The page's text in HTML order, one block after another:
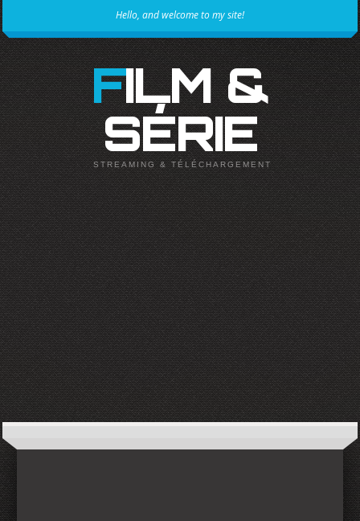
Hello, and welcome to my site!
FILM &
SÉRIE
STREAMING & TÉLÉCHARGEMENT